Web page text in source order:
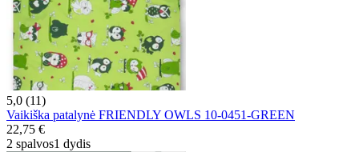
5,0 (11)
Vaikiška patalynė FRIENDLY OWLS 10-0451-GREEN
22,75 €
2 spalvos1 dydis